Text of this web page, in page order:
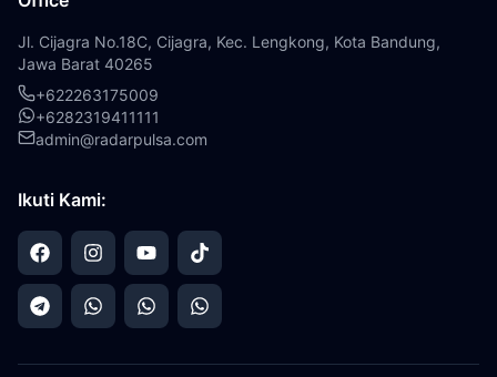
Jl. Cijagra No.18C, Cijagra, Kec. Lengkong, Kota Bandung,
Jawa Barat 40265
+622263175009
+6282319411111
admin@radarpulsa.com
Ikuti Kami: